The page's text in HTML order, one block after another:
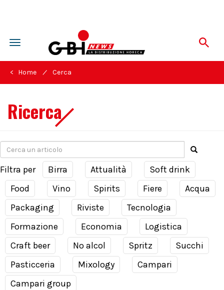
Toggle
navigation
< Home / Cerca
Ricerca
Filtra per Birra Attualità
Soft drink
Food
Vino Spirits Fiere
Acqua
Packaging
Riviste
Tecnologia
Formazione
Economia
Logistica
Craft beer
No alcol Spritz
Succhi
Pasticceria
Mixology
Campari
Campari group